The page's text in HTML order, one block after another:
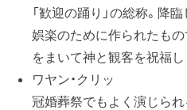
「歓迎の踊り」の総称。降
娯楽のために作られたも
をまいて神と観客を祝福し
ワヤン・クリッ
冠婚葬祭でもよく演じら